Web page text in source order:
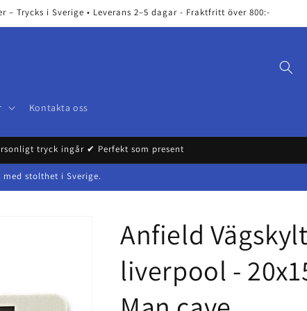
Trycks i Sverige • Leverans 2–5 dagar - Fraktfritt över 800:-
Kontakta oss
tryck ingår ✔ Perfekt som present
med stolthet i Sverige.
Anfield Vägskylt
liverpool -